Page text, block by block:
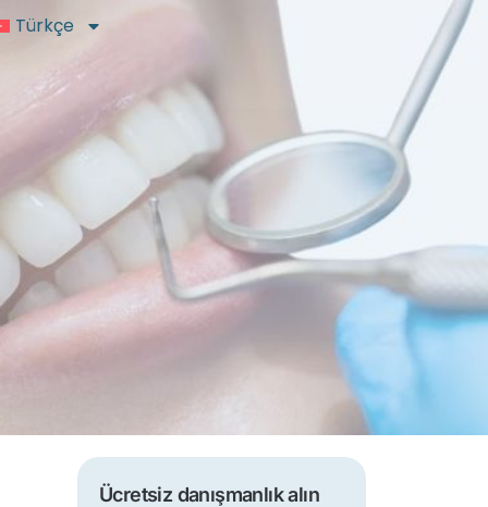
Türkçe
Ücretsiz danışmanlık alın